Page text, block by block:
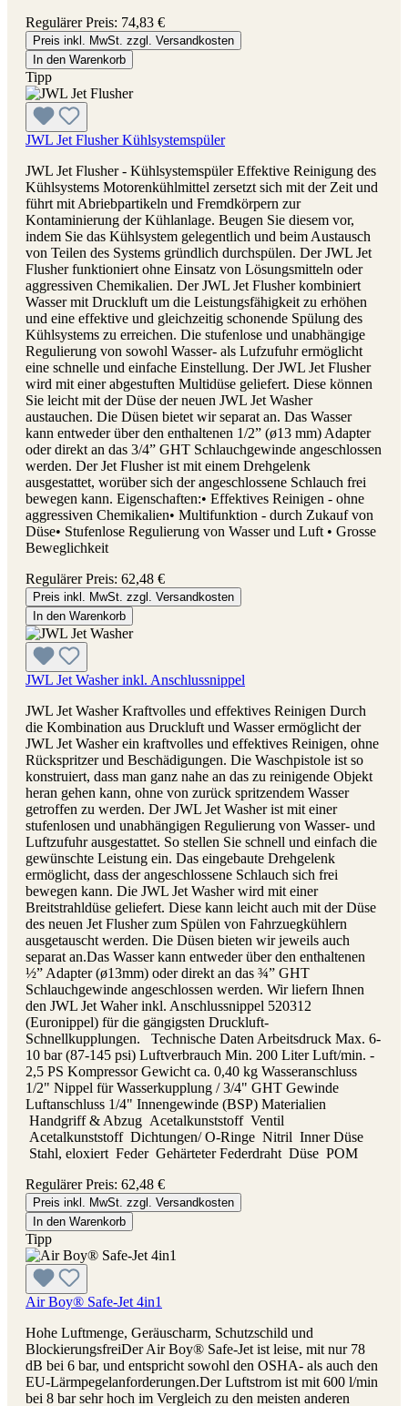
Regulärer Preis: 74,83 €
Preis inkl. MwSt. zzgl. Versandkosten
In den Warenkorb
Tipp
JWL Jet Flusher Kühlsystemspüler
JWL Jet Flusher - Kühlsystemspüler Effektive Reinigung des
Kühlsystems Motorenkühlmittel zersetzt sich mit der Zeit und
führt mit Abriebpartikeln und Fremdkörpern zur
Kontaminierung der Kühlanlage. Beugen Sie diesem vor,
indem Sie das Kühlsystem gelegentlich und beim Austausch
von Teilen des Systems gründlich durchspülen. Der JWL Jet
Flusher funktioniert ohne Einsatz von Lösungsmitteln oder
aggressiven Chemikalien. Der JWL Jet Flusher kombiniert
Wasser mit Druckluft um die Leistungsfähigkeit zu erhöhen
und eine effektive und gleichzeitig schonende Spülung des
Kühlsystems zu erreichen. Die stufenlose und unabhängige
Regulierung von sowohl Wasser- als Lufzufuhr ermöglicht
eine schnelle und einfache Einstellung. Der JWL Jet Flusher
wird mit einer abgestuften Multidüse geliefert. Diese können
Sie leicht mit der Düse der neuen JWL Jet Washer
austauchen. Die Düsen bietet wir separat an. Das Wasser
kann entweder über den enthaltenen 1/2” (ø13 mm) Adapter
oder direkt an das 3/4” GHT Schlauchgewinde angeschlossen
werden. Der Jet Flusher ist mit einem Drehgelenk
ausgestattet, worüber sich der angeschlossene Schlauch frei
bewegen kann. Eigenschaften:• Effektives Reinigen - ohne
aggressiven Chemikalien• Multifunktion - durch Zukauf von
Düse• Stufenlose Regulierung von Wasser und Luft • Grosse
Beweglichkeit
Regulärer Preis: 62,48 €
Preis inkl. MwSt. zzgl. Versandkosten
In den Warenkorb
JWL Jet Washer inkl. Anschlussnippel
JWL Jet Washer Kraftvolles und effektives Reinigen Durch
die Kombination aus Druckluft und Wasser ermöglicht der
JWL Jet Washer ein kraftvolles und effektives Reinigen, ohne
Rückspritzer und Beschädigungen. Die Waschpistole ist so
konstruiert, dass man ganz nahe an das zu reinigende Objekt
heran gehen kann, ohne von zurück spritzendem Wasser
getroffen zu werden. Der JWL Jet Washer ist mit einer
stufenlosen und unabhängigen Regulierung von Wasser- und
Luftzufuhr ausgestattet. So stellen Sie schnell und einfach die
gewünschte Leistung ein. Das eingebaute Drehgelenk
ermöglicht, dass der angeschlossene Schlauch sich frei
bewegen kann. Die JWL Jet Washer wird mit einer
Breitstrahldüse geliefert. Diese kann leicht auch mit der Düse
des neuen Jet Flusher zum Spülen von Fahrzuegkühlern
ausgetauscht werden. Die Düsen bieten wir jeweils auch
separat an.Das Wasser kann entweder über den enthaltenen
½” Adapter (ø13mm) oder direkt an das ¾” GHT
Schlauchgewinde angeschlossen werden. Wir liefern Ihnen
den JWL Jet Waher inkl. Anschlussnippel 520312
(Euronippel) für die gängigsten Druckluft-
Schnellkupplungen. Technische Daten Arbeitsdruck Max. 6-
10 bar (87-145 psi) Luftverbrauch Min. 200 Liter Luft/min. -
2,5 PS Kompressor Gewicht ca. 0,40 kg Wasseranschluss
1/2" Nippel für Wasserkupplung / 3/4" GHT Gewinde
Luftanschluss 1/4" Innengewinde (BSP) Materialien
Handgriff & Abzug Acetalkunststoff Ventil
Acetalkunststoff Dichtungen/ O-Ringe Nitril Inner Düse
Stahl, eloxiert Feder Gehärteter Federdraht Düse POM
Regulärer Preis: 62,48 €
Preis inkl. MwSt. zzgl. Versandkosten
In den Warenkorb
Tipp
Air Boy® Safe-Jet 4in1
Hohe Luftmenge, Geräuscharm, Schutzschild und
BlockierungsfreiDer Air Boy® Safe-Jet ist leise, mit nur 78
dB bei 6 bar, und entspricht sowohl den OSHA- als auch den
EU-Lärmpegelanforderungen.Der Luftstrom ist mit 600 l/min
bei 8 bar sehr hoch im Vergleich zu den meisten anderen